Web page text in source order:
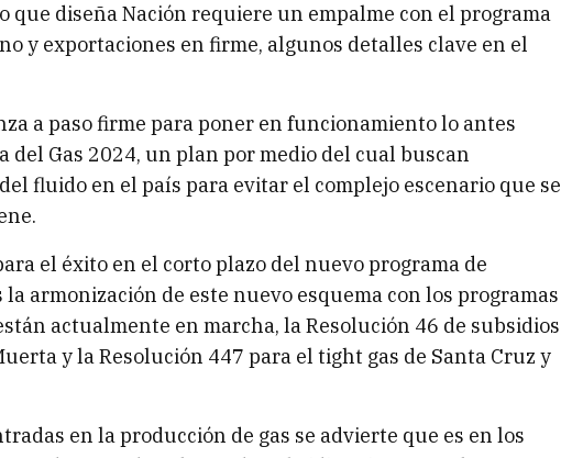
que diseña Nación requiere un empalme con el programa
y exportaciones en firme, algunos detalles clave en el
a paso firme para poner en funcionamiento lo antes
del Gas 2024, un plan por medio del cual buscan
fluido en el país para evitar el complejo escenario que se
el éxito en el corto plazo del nuevo programa de
armonización de este nuevo esquema con los programas
actualmente en marcha, la Resolución 46 de subsidios
y la Resolución 447 para el tight gas de Santa Cruz y
en la producción de gas se advierte que es en los